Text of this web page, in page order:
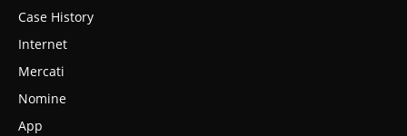
Case History
Internet
Mercati
Nomine
App